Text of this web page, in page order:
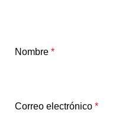
Nombre *
Correo electrónico *